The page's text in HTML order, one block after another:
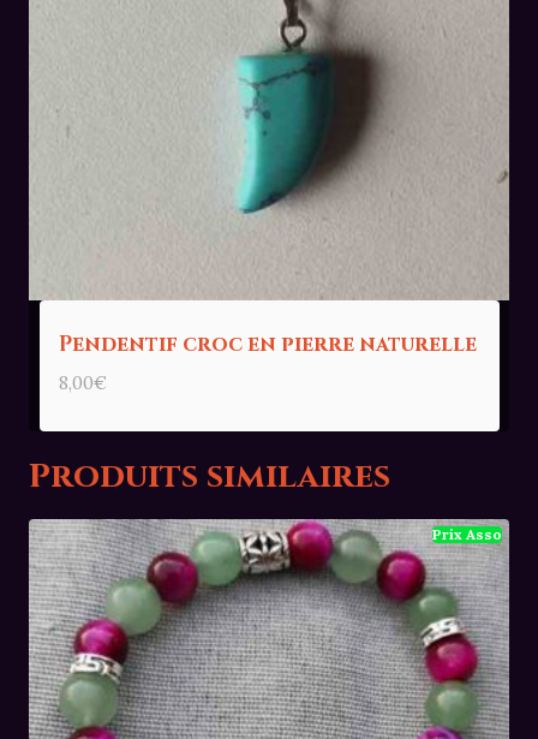
Pendentif croc en pierre naturelle
8,00€
Produits similaires